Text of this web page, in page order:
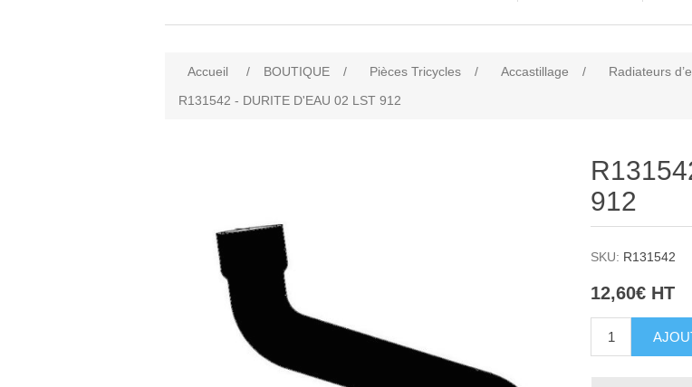
Accueil / BOUTIQUE / Pièces Tricycles / Accastillage / Radiateurs
R131542 - DURITE D'EAU 02 LST 912
912
SKU: R131542
12,60€ HT